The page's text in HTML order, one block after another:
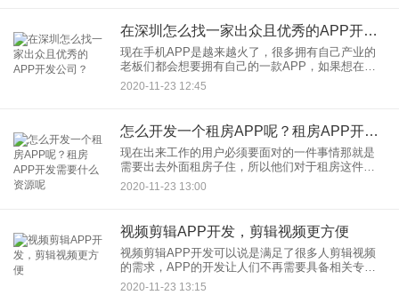
在深圳怎么找一家出众且优秀的APP开发公司？
现在手机APP是越来越火了，很多拥有自己产业的
老板们都会想要拥有自己的一款APP，如果想在深
圳找一家出众且优秀的APP开发公司该怎么找呢？
而且这样的一个APP开发公司会具有什么样的特点
2020-11-23 12:45
怎么开发一个租房APP呢？租房APP开发需要什么资源呢
现在出来工作的用户必须要面对的一件事情那就是
需要出去外面租房子住，所以他们对于租房这件事
情就变得相当的重视，因为这关乎到他们以后几个
月的生活体验的问题，那么一个租房APP开发需要
2020-11-23 13:00
视频剪辑APP开发，剪辑视频更方便
视频剪辑APP开发可以说是满足了很多人剪辑视频
的需求，APP的开发让人们不再需要具备相关专业
的技能也能轻松完成视频的制作，十分方便，并且
随着互联网的不断发展，视频剪辑APP的功能也在
2020-11-23 13:15